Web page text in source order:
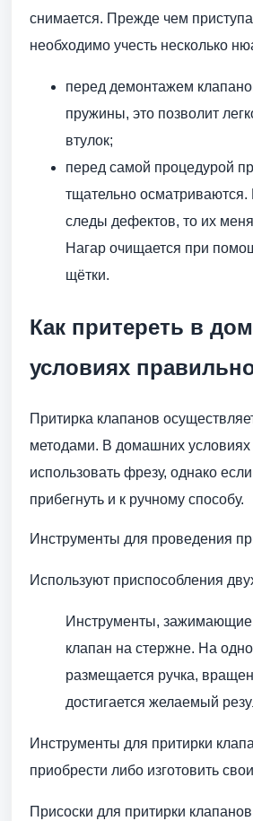
снимается. Прежде чем
необходимо учесть несколько
перед демонтажем
пружины, это позволит
втулок;
перед самой процедурой
тщательно
следы дефектов, то их
Нагар очищается при
щётки.
Как притереть в
условиях
Притирка клапанов
методами. В домашних
использовать фрезу, однако
прибегнуть и к ручному способу.
Инструменты для проведения
Используют приспособления
Инструменты,
клапан на стержне. На
размещается ручка,
достигается желаемый
Инструменты для притирки
приобрести либо изготовить
Присоски для притирки